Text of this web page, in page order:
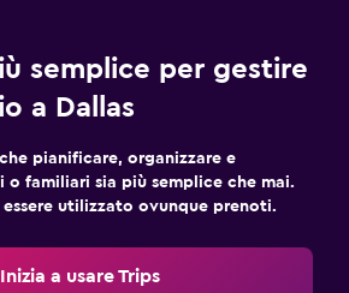
semplice per gestire
a Dallas
pianificare, organizzare e
o familiari sia più semplice che mai.
utilizzato ovunque prenoti.
Inizia a usare Trips